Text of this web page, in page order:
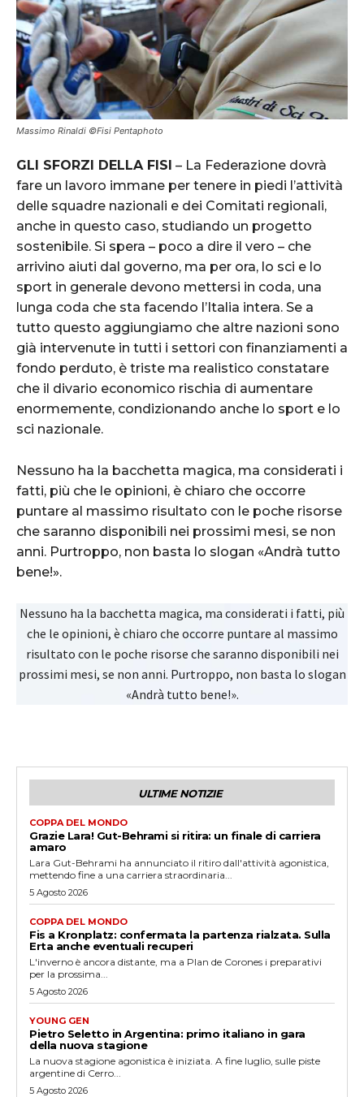
Massimo Rinaldi ©Fisi Pentaphoto
GLI SFORZI DELLA FISI – La Federazione dovrà
fare un lavoro immane per tenere in piedi l’attività
delle squadre nazionali e dei Comitati regionali,
anche in questo caso, studiando un progetto
sostenibile. Si spera – poco a dire il vero – che
arrivino aiuti dal governo, ma per ora, lo sci e lo
sport in generale devono mettersi in coda, una
lunga coda che sta facendo l’Italia intera. Se a
tutto questo aggiungiamo che altre nazioni sono
già intervenute in tutti i settori con finanziamenti a
fondo perduto, è triste ma realistico constatare
che il divario economico rischia di aumentare
enormemente, condizionando anche lo sport e lo
sci nazionale.
Nessuno ha la bacchetta magica, ma considerati i
fatti, più che le opinioni, è chiaro che occorre
puntare al massimo risultato con le poche risorse
che saranno disponibili nei prossimi mesi, se non
anni. Purtroppo, non basta lo slogan «Andrà tutto
bene!».
Nessuno ha la bacchetta magica, ma considerati i fatti, più
che le opinioni, è chiaro che occorre puntare al massimo
risultato con le poche risorse che saranno disponibili nei
prossimi mesi, se non anni. Purtroppo, non basta lo slogan
«Andrà tutto bene!».
ULTIME NOTIZIE
COPPA DEL MONDO
Grazie Lara! Gut-Behrami si ritira: un finale di carriera
amaro
Lara Gut-Behrami ha annunciato il ritiro dall'attività agonistica,
mettendo fine a una carriera straordinaria...
5 Agosto 2026
COPPA DEL MONDO
Fis a Kronplatz: confermata la partenza rialzata. Sulla
Erta anche eventuali recuperi
L'inverno è ancora distante, ma a Plan de Corones i preparativi
per la prossima...
5 Agosto 2026
YOUNG GEN
Pietro Seletto in Argentina: primo italiano in gara
della nuova stagione
La nuova stagione agonistica è iniziata. A fine luglio, sulle piste
argentine di Cerro...
5 Agosto 2026